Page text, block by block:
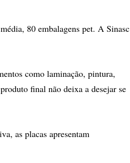
80 embalagens pet. A Sinasc
como laminação, pintura,
final não deixa a desejar se
as placas apresentam